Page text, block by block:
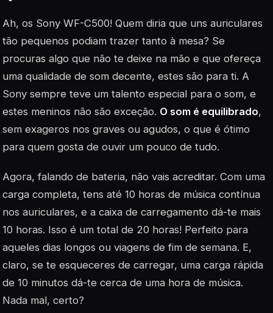
Ah, os Sony WF-C500! Quem diria que uns auriculares
tão pequenos podiam trazer tanto à mesa? Se
procuras algo que não te deixe na mão e que ofereça
uma qualidade de som decente, estes são para ti. A
Sony sempre teve um talento especial para o som, e
estes meninos não são exceção. O som é equilibrado,
sem exageros nos graves ou agudos, o que é ótimo
para quem gosta de ouvir um pouco de tudo.
Agora, falando de bateria, não vais acreditar. Com uma
carga completa, tens até 10 horas de música contínua
nos auriculares, e a caixa de carregamento dá-te mais
10 horas. Isso é um total de 20 horas! Perfeito para
aqueles dias longos ou viagens de fim de semana. E,
claro, se te esqueceres de carregar, uma carga rápida
de 10 minutos dá-te cerca de uma hora de música.
Nada mal, certo?